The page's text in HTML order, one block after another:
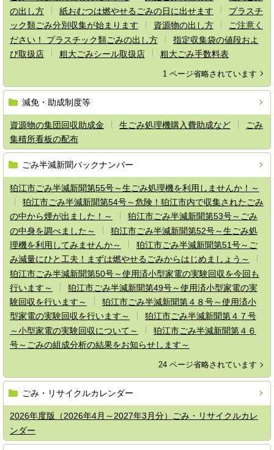
の出し方
紙おむつは燃やせるごみの日に出せます
プラスチ
ック類ごみ分別収集が始まります
資源物の出し方
ご注意く
ださい！ プラスチック類ごみの出し方
指定収集袋の値段およ
び取扱店
粗大ごみシール取扱店 粗大ごみ手数料表
1 ページ省略されています
減免・助成制度等
資源物の集団回収助成金 生ごみ処理機購入費助成など
ごみ
集積所看板の配布
ごみ半減新聞バックナンバー
狛江市ごみ半減新聞第55号～生ごみ処理機を利用しませんか！～
狛江市ごみ半減新聞第54号～危険！狛江市内で収集されたごみ
の中から煙が出ました！～
狛江市ごみ半減新聞第53号～ごみ
の中身を調べました～
狛江市ごみ半減新聞第52号～生ごみ処
理機を利用してみませんか～
狛江市ごみ半減新聞第51号～ご
み減量にひと工夫！まずは燃やせるごみからはじめましょう～
狛江市ごみ半減新聞第50号～使用済小型家電の実験回収を今回も
行います～
狛江市ごみ半減新聞第49号～使用済小型家電の実
験回収を行います～
狛江市ごみ半減新聞第４８号～使用済小
型家電の実験回収を行います～
狛江市ごみ半減新聞第４７号
～小型家電の実験回収について～
狛江市ごみ半減新聞第４６
号～ごみの組成分析の結果をお知らせします～
24 ページ省略されています
ごみ・リサイクルカレンダー
2026年度版（2026年4月～2027年3月分）ごみ・リサイクルカレ
ンダー